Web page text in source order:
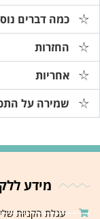
כמה דברים
החזרות
אחריות
שמירה על
מידע
עגלת הקניות שלי